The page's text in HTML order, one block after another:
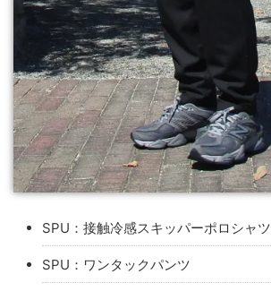
SPU：接触冷感スキッパーポロシャツ
SPU：ワンタックパンツ